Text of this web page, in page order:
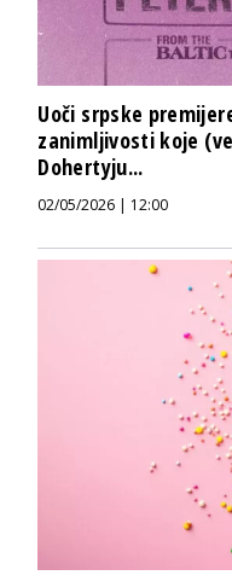
Uoči srpske
zanimljivosti koje
Dohertyju...
02/05/2026 | 12:00